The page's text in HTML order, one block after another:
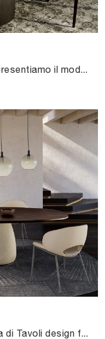
Se cerchi tavoli fissi design, ti presentiamo il modello da pranzo in vetro Papelito Glass dell'azienda Cattelan Italia.
Clicca e scopri una ricca gamma di Tavoli design fissi da pranzo! Il modello Botero Wood di Cattelan Italia ti sta aspettando.